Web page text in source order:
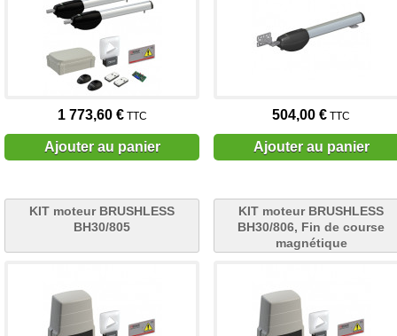
1 773,60 €TTC
Ajouter au panier
504,00 € TTC
Ajouter au panier
KIT moteur BRUSHLESS
BH30/805
KIT moteur BRUSHLESS
BH30/806, Fin de course
magnétique